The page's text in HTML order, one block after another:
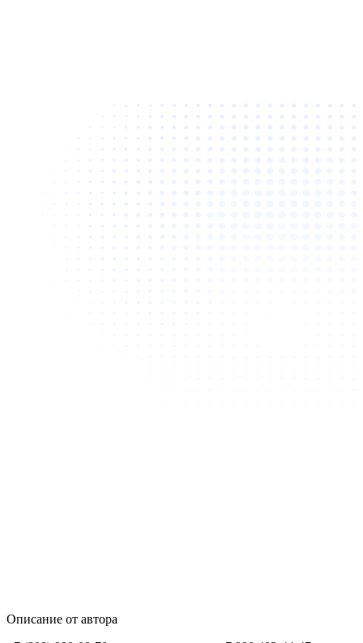
Описание от автора